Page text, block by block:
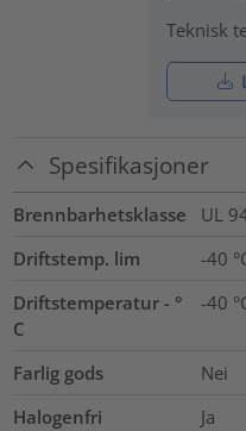
Teknisk
Spesifikasjoner
Brennbarhetsklasse
UL
Driftstemp. lim
-40
Driftstemperatur - °
C
-40
Farlig gods
Nei
Halogenfri
Ja